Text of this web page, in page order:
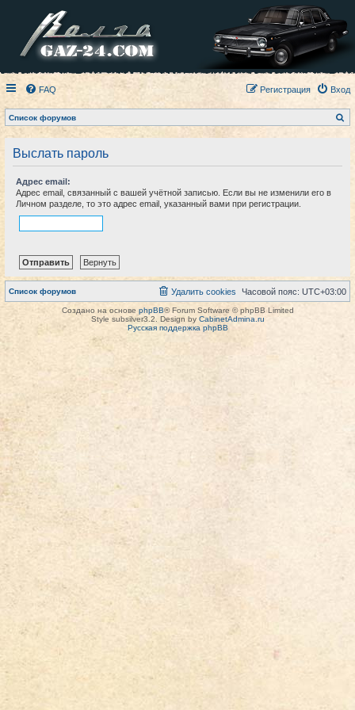
FAQ Вход
Регистрация
Список форумов
о
Выслать пароль
Адрес email:
Адрес email, связанный с вашей учётной записью. Если вы не изменили его в
Личном разделе, то это адрес email, указанный вами при регистрации.
Список форумов Часовой пояс: UTC+03:00
Удалить cookies
Создано на основе phpBB® Forum Software © phpBB Limited
Style subsilver3.2. Design by CabinetAdmina.ru
Русская поддержка phpBB